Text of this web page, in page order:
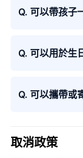
Q. 可以帶孩子
Q. 可以用於生
Q. 可以攜帶或
取消政策